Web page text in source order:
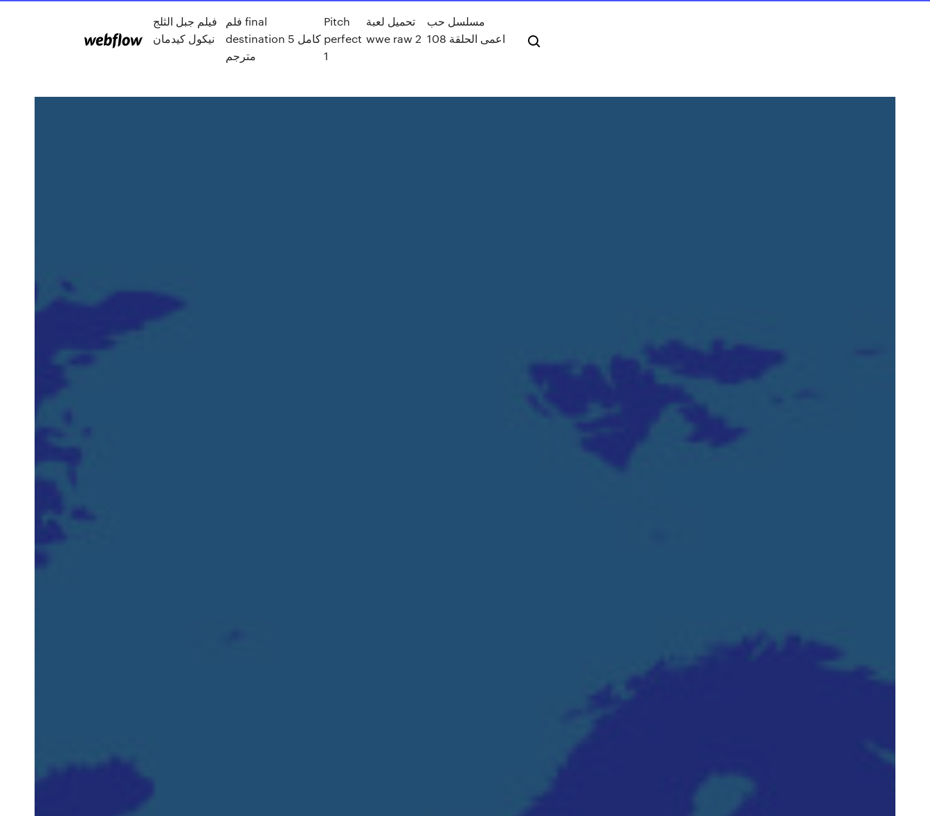
فيلم جبل الثلج
نيكول كيدمان
فلم final
destination 5 كامل
مترجم
Pitch
perfect
1
تحميل لعبة
wwe raw 2
مسلسل حب
اعمى الحلقة 108